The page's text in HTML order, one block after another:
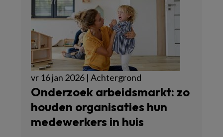
vr 16 jan 2026 | Achtergrond
Onderzoek arbeidsmarkt: zo
houden organisaties hun
medewerkers in huis